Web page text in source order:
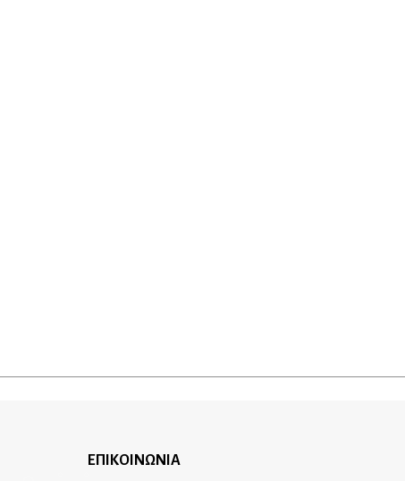
ΕΠΙΚΟΙΝΩΝΙΑ